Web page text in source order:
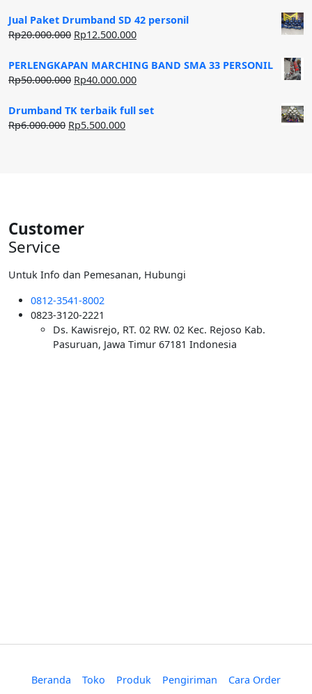
Jual Paket Drumband SD 42 personil
Rp20.000.000 Harga
adalah:
Rp20.000.000.
Rp12.500.000Harga
ini
adalah:
PERLENGKAPAN MARCHING BAND SMA 33 PERSONIL
Rp50.000.000 Harga
adalah:
Rp50.000.000.
Rp40.000.000Harga
ini
Drumband TK terbaik full set
Rp6.000.000 Harga
Rp5.500.000Harga
Customer
Service
Untuk Info dan Pemesanan, Hubungi
0812-3541-8002
0823-3120-2221
Ds. Kawisrejo, RT. 02 RW. 02 Kec. Rejoso Kab.
Pasuruan, Jawa Timur 67181 Indonesia
Beranda Toko Produk Pengiriman Cara Order